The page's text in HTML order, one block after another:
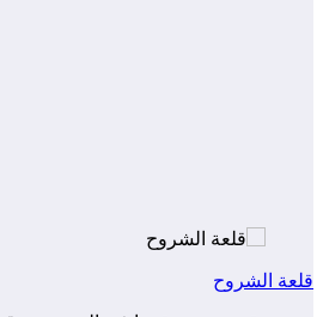
قلعة الشروح